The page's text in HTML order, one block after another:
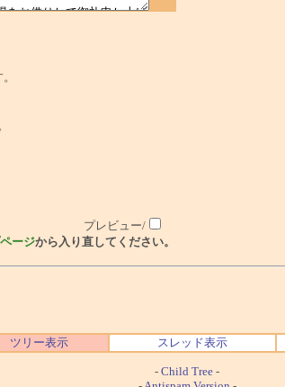
プレビュー/
ージから入り直してください。
ツリー表示 スレッド表示
- Child Tree -